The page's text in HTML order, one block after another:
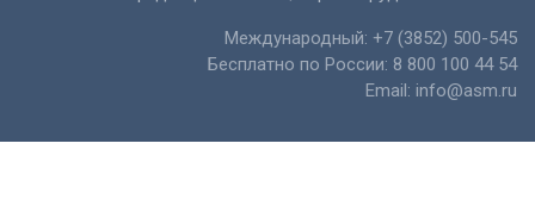
Международный: +7 (3852) 500-545
Бесплатно по России: 8 800 100 44 54
Email: info@asm.ru